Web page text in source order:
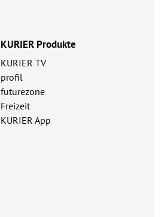
KURIER Produkte
KURIER TV
profil
futurezone
Freizeit
KURIER App